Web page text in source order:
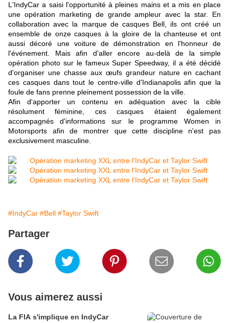
L'IndyCar a saisi l'opportunité à pleines mains et a mis en place
une opération marketing de grande ampleur avec la star. En
collaboration avec la marque de casques Bell, ils ont créé un
ensemble de onze casques à la gloire de la chanteuse et ont
aussi décoré une voiture de démonstration en l'honneur de
l'événement. Mais afin d'aller encore au-delà de la simple
opération photo sur le fameux Super Speedway, il a été décidé
d'organiser une chasse aux œufs grandeur nature en cachant
ces casques dans tout le centre-ville d'Indianapolis afin que la
foule de fans prenne pleinement possession de la ville.
Afin d'apporter un contenu en adéquation avec la cible
résolument féminine, ces casques étaient également
accompagnés d'informations sur le programme Women in
Motorsports afin de montrer que cette discipline n'est pas
exclusivement masculine.
#IndyCar #Bell #Taylor Swift
Partager
Vous aimerez aussi
La FIA s'implique en IndyCar